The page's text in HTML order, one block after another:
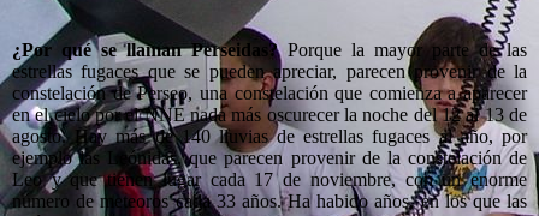
¿Por qué se llaman Perseidas?Porque la mayor parte de las
estrellas fugaces que se pueden apreciar, parecen provenir de la
constelación de Perseo, una constelación que comienza a aparecer
en el cielo por el NNE nada más oscurecer la noche del 12 al 13 de
agosto. Hay más de 140 lluvias de estrellas fugaces al año, por
ejemplo las Leónidas, que parecen provenir de la constelación de
Leo y que tienen lugar cada 17 de noviembre, con un enorme
número de meteoros cada 33 años. Ha habido años, en los que las